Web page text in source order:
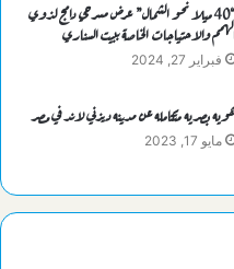
“40 ميلا نحو الشمال” عرض مسرحي دامج لذوي
والاحتياجات الخاصة ببيت السناري
فبراير 27, 2024
بصريه متكامله عن مدينه ديزني لاند في مصر
مايو 17, 2023